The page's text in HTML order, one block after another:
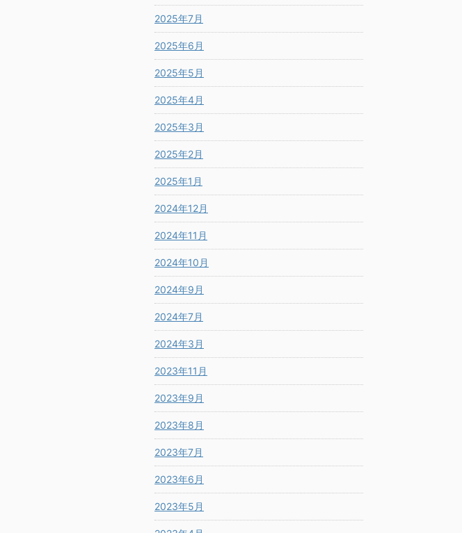
2025年7月
2025年6月
2025年5月
2025年4月
2025年3月
2025年2月
2025年1月
2024年12月
2024年11月
2024年10月
2024年9月
2024年7月
2024年3月
2023年11月
2023年9月
2023年8月
2023年7月
2023年6月
2023年5月